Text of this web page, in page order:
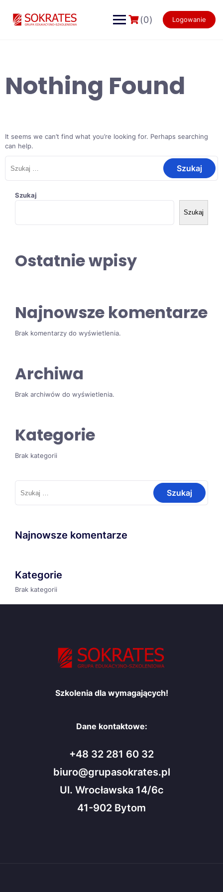
content
(0) Logowanie
Nothing Found
It seems we can’t find what you’re looking for. Perhaps searching
can help.
Szukaj:
Szukaj
Szukaj
Ostatnie wpisy
Najnowsze komentarze
Brak komentarzy do wyświetlenia.
Archiwa
Brak archiwów do wyświetlenia.
Kategorie
Brak kategorii
Szukaj:
Najnowsze komentarze
Kategorie
Brak kategorii
Szkolenia dla wymagających!
Dane kontaktowe:
+48 32 281 60 32
biuro@grupasokrates.pl
Ul. Wrocławska 14/6c
41-902 Bytom